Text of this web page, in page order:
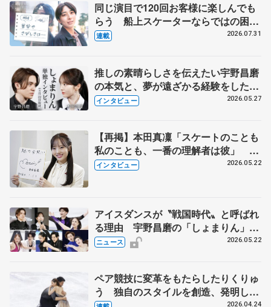
同じ演目で120回お客様に楽しんでも
らう 船上スケーターならではの困難
とは 影響あったPIW前キャプテン松
連載 2026.07.31
推しの素晴らしさを伝えたい宇野昌磨
の本気と、夢が遠ざかる経験をした本
田真凜の覚悟
インタビュー 2026.05.27
【再掲】本田真凜「スケートのことも
私のことも、一番の理解者は彼」 引
退時の単独インタビューで語った競技
インタビュー 2026.05.22
アイスダンスが〝戦国時代〟と呼ばれ
る理由 宇野昌磨の「しょまりん」ら
実力者が相次いで参戦 国内の競争激
ニュース 2026.05.22
ペア競技に変革をもたらしたりくりゅ
う 独自のスタイルを創造、発明した
2026.04.24